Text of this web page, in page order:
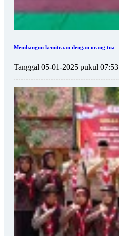
Membangun kemitraan dengan orang tua
Tanggal 05-01-2025 pukul 07:53